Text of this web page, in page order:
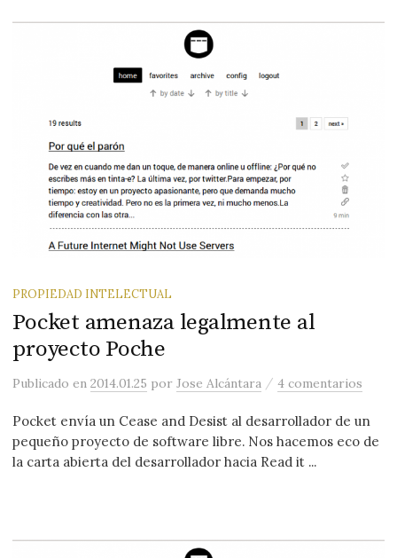
PROPIEDAD INTELECTUAL
Pocket amenaza legalmente al
proyecto Poche
Publicadoen2014.01.25 porJose Alcántara /4 comentarios
Pocket envía un Cease and Desist al desarrollador de un
pequeño proyecto de software libre. Nos hacemos eco de
la carta abierta del desarrollador hacia Read it ...